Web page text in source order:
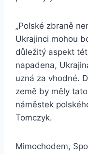
„Polské zbraně
Ukrajinci mohou
důležitý aspekt
napadena,
uzná za vhodné.
země by měly
náměstek
Tomczyk.
Mimochodem,